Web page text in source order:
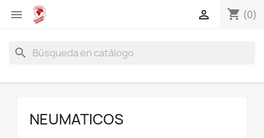
 shopping_cart (0)

search
NEUMATICOS